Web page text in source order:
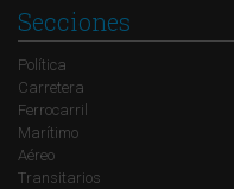
Secciones
Política
Carretera
Ferrocarril
Marítimo
Aéreo
Transitarios